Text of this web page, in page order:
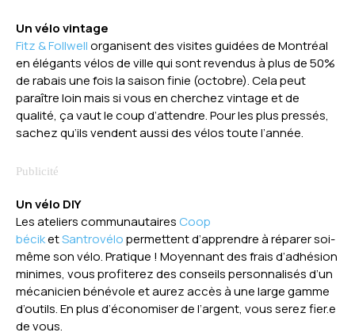
Un vélo vintage
Fitz & Follwellorganisent des visites guidées de Montréal
en élégants vélos de ville qui sont revendus à plus de 50%
de rabais une fois la saison finie (octobre). Cela peut
paraître loin mais si vous en cherchez vintage et de
qualité, ça vaut le coup d’attendre. Pour les plus pressés,
sachez qu’ils vendent aussi des vélos toute l’année.
Un vélo DIY
Les ateliers communautaires Coop
béciketSantrovélopermettent d’apprendre à réparer soi-
même son vélo. Pratique ! Moyennant des frais d’adhésion
minimes, vous profiterez des conseils personnalisés d’un
mécanicien bénévole et aurez accès à une large gamme
d’outils. En plus d’économiser de l’argent, vous serez fier.e
de vous.